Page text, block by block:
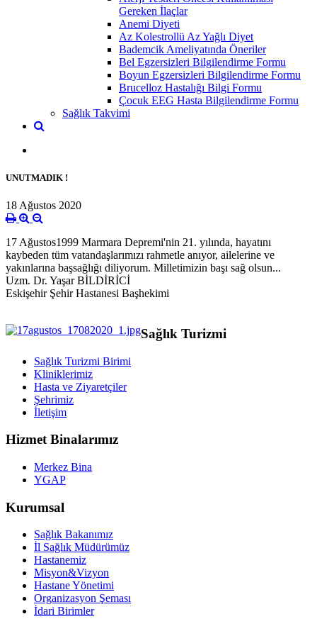
Gereken İlaçlar
Anemi Diyeti
Az Kolestrollü Az Yağlı Diyet
Bademcik Ameliyatında Öneriler
Bel Egzersizleri Bilgilendirme Formu
Boyun Egzersizleri Bilgilendirme Formu
Brucelloz Hastalığı Bilgi Formu
Çocuk EEG Hasta Bilgilendirme Formu
Sağlık Takvimi
UNUTMADIK !
18 Ağustos 2020
17 Ağustos1999 Marmara Depremi'nin 21. yılında, hayatını
kaybeden tüm vatandaşlarımızı rahmetle anıyor, ailelerine ve
yakınlarına başsağlığı diliyorum. Milletimizin başı sağ olsun...
Uzm. Dr. Yaşar BİLDİRİCİ
Eskişehir Şehir Hastanesi Başhekimi
Sağlık Turizmi
Sağlık Turizmi Birimi
Kliniklerimiz
Hasta ve Ziyaretçiler
Şehrimiz
İletişim
Hizmet Binalarımız
Merkez Bina
YGAP
Kurumsal
Sağlık Bakanımız
İl Sağlık Müdürümüz
Hastanemiz
Misyon&Vizyon
Hastane Yönetimi
Organizasyon Şeması
İdari Birimler